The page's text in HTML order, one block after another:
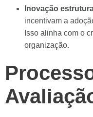
Inovação
incentivam a
Isso alinha com o
organização.